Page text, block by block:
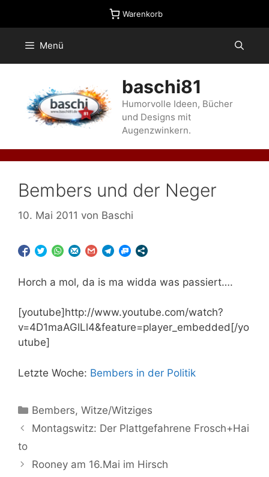
Warenkorb
Menü
baschi81
Humorvolle Ideen, Bücher
und Designs mit
Augenzwinkern.
Bembers und der Neger
10. Mai 2011 von Baschi
Horch a mol, da is ma widda was passiert….
[youtube]http://www.youtube.com/watch?
v=4D1maAGlLl4&feature=player_embedded[/yo
utube]
Letzte Woche: Bembers in der Politik
Kategorien
Bembers,Witze/Witziges
Montagswitz: Der Plattgefahrene Frosch+Hai
to
Rooney am 16.Mai im Hirsch